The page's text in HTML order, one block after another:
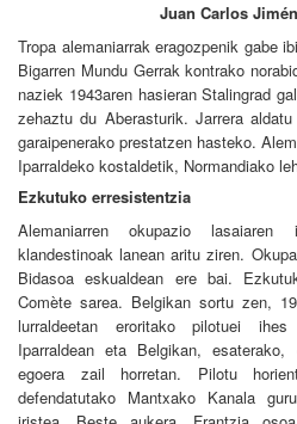
Juan Carlos
Tropa alemaniarrak eragozpenik gabe
Bigarren Mundu Gerrak kontrako
naziek 1943aren hasieran Stalingrad
zehaztu du Aberasturik. Jarrera
garaipenerako prestatzen hasteko.
Iparraldeko kostaldetik, Normandiako
Ezkutuko erresistentzia
Alemaniarren okupazio lasaiaren
klandestinoak lanean aritu ziren.
Bidasoa eskualdean ere bai.
Comète sarea. Belgikan sortu zen,
lurraldeetan eroritako pilotuei
Iparraldean eta Belgikan,
egoera zail horretan. Pilotu
defendatutako Mantxako Kanala